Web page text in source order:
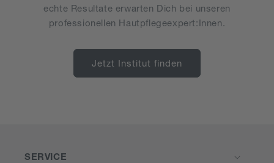
echte Resultate erwarten Dich bei unseren
professionellen Hautpflegeexpert:Innen.
Jetzt Institut finden
SERVICE